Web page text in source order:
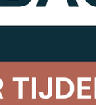
zij uitvoert.
met